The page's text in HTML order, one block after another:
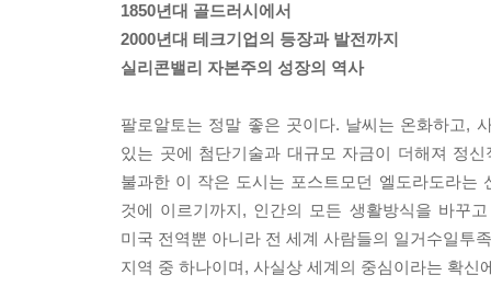
생각이 비슷한 세 명의 소매상, 찰스 크로커, 마크
로 뭉치게 된 이들 네 명은 하나같이 야망이 크고
--- 「2장 독점기업」 중에서
릴런드 스탠퍼드는 역사적 매개체에 불과했지만
그의 포도밭은 세계 최대 규모를 자랑했고 아내
사적 힘을 구현하는 존재로서는 한 마리의 말도
근대로 가는 길을 열었고 자본은 견인차로서 캘
어졌으며 그와 같은 부의 대부분은 어떤 식으로든
대는 족족 국제적 투기 바람을 일으켰다. 모든 것
1850년대 골드러시에서
2000년대 테크기업의 등장과 발전까지
실리콘밸리 자본주의 성장의 역사
팔로알토는 정말 좋은 곳이다. 날씨는 온화하고,
있는 곳에 첨단기술과 대규모 자금이 더해져 정
불과한 이 작은 도시는 포스트모던 엘도라도라는
것에 이르기까지, 인간의 모든 생활방식을 바꾸
미국 전역뿐 아니라 전 세계 사람들의 일거수일투
지역 중 하나이며, 사실상 세계의 중심이라는 확신